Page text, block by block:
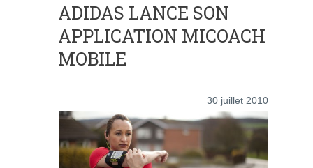
ADIDAS LANCE SON
APPLICATION MICOACH
MOBILE
30 juillet 2010